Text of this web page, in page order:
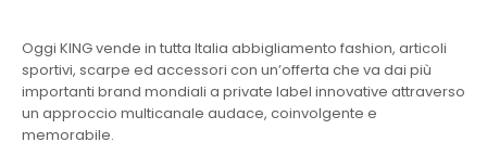
Oggi KING vende in tutta Italia abbigliamento fashion, articoli
sportivi, scarpe ed accessori con un’offerta che va dai più
importanti brand mondiali a private label innovative attraverso
un approccio multicanale audace, coinvolgente e
memorabile.